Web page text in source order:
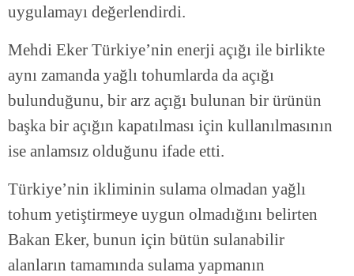
uygulamayı değerlendirdi.
Mehdi Eker Türkiye’nin enerji açığı ile birlikte
aynı zamanda yağlı tohumlarda da açığı
bulunduğunu, bir arz açığı bulunan bir ürünün
başka bir açığın kapatılması için kullanılmasının
ise anlamsız olduğunu ifade etti.
Türkiye’nin ikliminin sulama olmadan yağlı
tohum yetiştirmeye uygun olmadığını belirten
Bakan Eker, bunun için bütün sulanabilir
alanların tamamında sulama yapmanın